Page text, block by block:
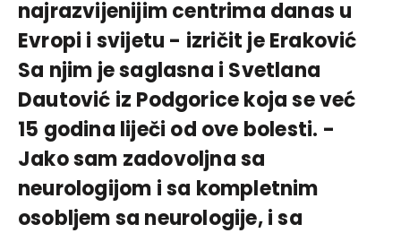
najrazvijenijim centrima danas u
Evropi i svijetu - izričit je Eraković
Sa njim je saglasna i Svetlana
Dautović iz Podgorice koja se već
15 godina liječi od ove bolesti. -
Jako sam zadovoljna sa
neurologijom i sa kompletnim
osobljem sa neurologije, i sa